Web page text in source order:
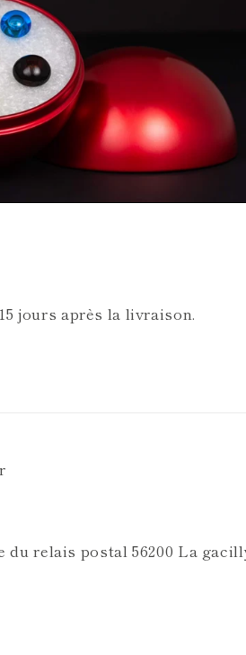
jours après la livraison.
du relais postal 56200 La